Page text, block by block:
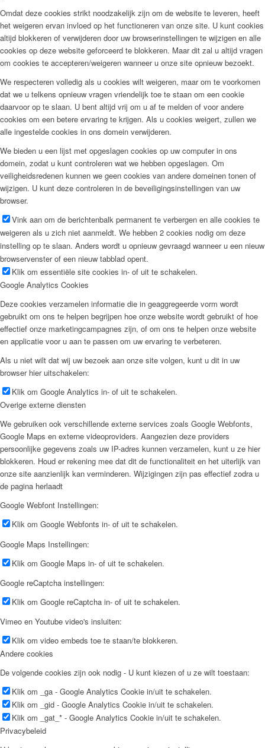
Omdat deze cookies strikt noodzakelijk zijn om de website te leveren, heeft
het weigeren ervan invloed op het functioneren van onze site. U kunt cookies
altijd blokkeren of verwijderen door uw browserinstellingen te wijzigen en alle
cookies op deze website geforceerd te blokkeren. Maar dit zal u altijd vragen
om cookies te accepteren/weigeren wanneer u onze site opnieuw bezoekt.
We respecteren volledig als u cookies wilt weigeren, maar om te voorkomen
dat we u telkens opnieuw vragen vriendelijk toe te staan om een cookie
daarvoor op te slaan. U bent altijd vrij om u af te melden of voor andere
cookies om een betere ervaring te krijgen. Als u cookies weigert, zullen we
alle ingestelde cookies in ons domein verwijderen.
We bieden u een lijst met opgeslagen cookies op uw computer in ons
domein, zodat u kunt controleren wat we hebben opgeslagen. Om
veiligheidsredenen kunnen we geen cookies van andere domeinen tonen of
wijzigen. U kunt deze controleren in de beveiligingsinstellingen van uw
browser.
Vink aan om de berichtenbalk permanent te verbergen en alle cookies te
weigeren als u zich niet aanmeldt. We hebben 2 cookies nodig om deze
instelling op te slaan. Anders wordt u opnieuw gevraagd wanneer u een nieuw
browservenster of een nieuw tabblad opent.
Klik om essentiële site cookies in- of uit te schakelen.
Google Analytics Cookies
Deze cookies verzamelen informatie die in geaggregeerde vorm wordt
gebruikt om ons te helpen begrijpen hoe onze website wordt gebruikt of hoe
effectief onze marketingcampagnes zijn, of om ons te helpen onze website
en applicatie voor u aan te passen om uw ervaring te verbeteren.
Als u niet wilt dat wij uw bezoek aan onze site volgen, kunt u dit in uw
browser hier uitschakelen:
Klik om Google Analytics in- of uit te schakelen.
Overige externe diensten
We gebruiken ook verschillende externe services zoals Google Webfonts,
Google Maps en externe videoproviders. Aangezien deze providers
persoonlijke gegevens zoals uw IP-adres kunnen verzamelen, kunt u ze hier
blokkeren. Houd er rekening mee dat dit de functionaliteit en het uiterlijk van
onze site aanzienlijk kan verminderen. Wijzigingen zijn pas effectief zodra u
de pagina herlaadt
Google Webfont Instellingen:
Klik om Google Webfonts in- of uit te schakelen.
Google Maps Instellingen:
Klik om Google Maps in- of uit te schakelen.
Google reCaptcha instellingen:
Klik om Google reCaptcha in- of uit te schakelen.
Vimeo en Youtube video's insluiten:
Klik om video embeds toe te staan/te blokkeren.
Andere cookies
De volgende cookies zijn ook nodig - U kunt kiezen of u ze wilt toestaan:
Klik om _ga - Google Analytics Cookie in/uit te schakelen.
Klik om _gid - Google Analytics Cookie in/uit te schakelen.
Klik om _gat_* - Google Analytics Cookie in/uit te schakelen.
Privacybeleid